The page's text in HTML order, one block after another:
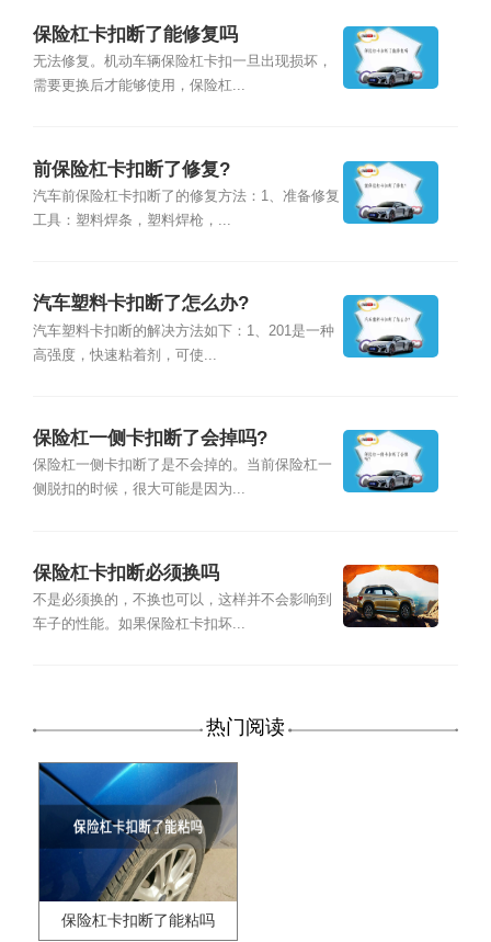
保险杠卡扣断了能修复吗
无法修复。机动车辆保险杠卡扣一旦出现损坏，
需要更换后才能够使用，保险杠...
前保险杠卡扣断了修复?
汽车前保险杠卡扣断了的修复方法：1、准备修复
工具：塑料焊条，塑料焊枪，...
汽车塑料卡扣断了怎么办?
汽车塑料卡扣断的解决方法如下：1、201是一种
高强度，快速粘着剂，可使...
保险杠一侧卡扣断了会掉吗?
保险杠一侧卡扣断了是不会掉的。当前保险杠一
侧脱扣的时候，很大可能是因为...
保险杠卡扣断必须换吗
不是必须换的，不换也可以，这样并不会影响到
车子的性能。如果保险杠卡扣坏...
热门阅读
保险杠卡扣断了能粘吗